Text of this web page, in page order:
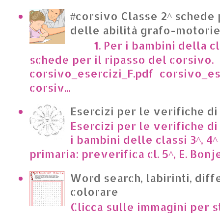
#corsivo Classe 2^
delle abilità grafo-motorie
1. Per i bambini della
schede per il ripasso del corsivo.
corsivo_esercizi_F.pdf
corsiv...
Esercizi per le verifiche
Esercizi per le verifiche
i bambini delle classi 3^,
primaria: preverifica cl. 5^, E.
Word search, labirinti,
colorare
Clicca sulle immagini per